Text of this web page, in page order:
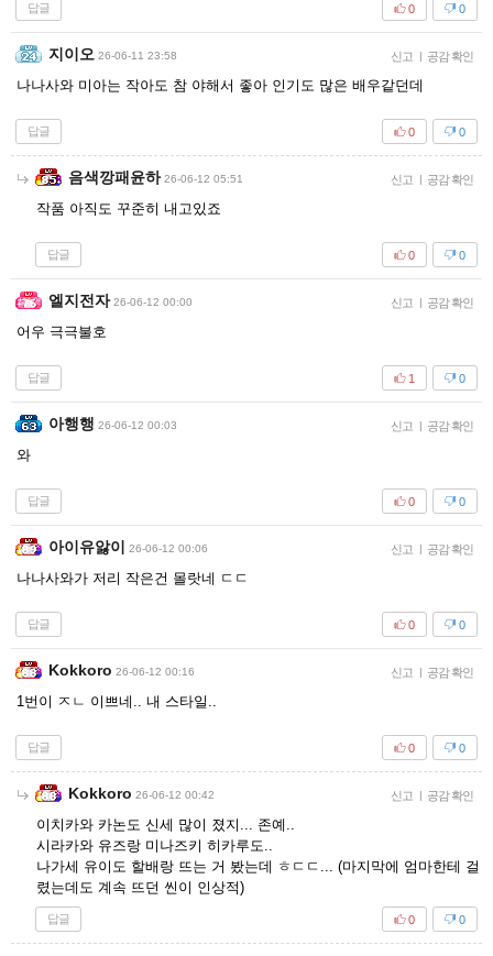
답글 0
0
지이오 26-06-11 23:58 신고 | 공감 확인
나나사와 미아는 작아도 참 야해서 좋아 인기도 많은 배우같던데
답글 0
0
음색깡패윤하 26-06-12 05:51 신고 | 공감 확인
작품 아직도 꾸준히 내고있죠
답글 0
0
엘지전자 26-06-12 00:00 신고 | 공감 확인
어우 극극불호
답글 0
1
아행행 26-06-12 00:03 신고 | 공감 확인
와
답글 0
0
아이유앓이 26-06-12 00:06 신고 | 공감 확인
나나사와가 저리 작은건 몰랏네 ㄷㄷ
답글 0
0
Kokkoro 26-06-12 00:16 신고 | 공감 확인
1번이 ㅈㄴ 이쁘네.. 내 스타일..
답글 0
0
Kokkoro 26-06-12 00:42 신고 | 공감 확인
이치카와 카논도 신세 많이 졌지... 존예..
시라카와 유즈랑 미나즈키 히카루도..
나가세 유이도 할배랑 뜨는 거 봤는데 ㅎㄷㄷ... (마지막에 엄마한테 걸
렸는데도 계속 뜨던 씬이 인상적)
답글 0
0